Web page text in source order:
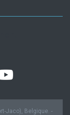
Jaco), Belgique. -